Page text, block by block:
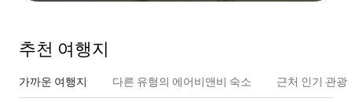
추천 여행지
가까운 여행지 다른 유형의 에어비앤비 숙소 근처 인기 관광